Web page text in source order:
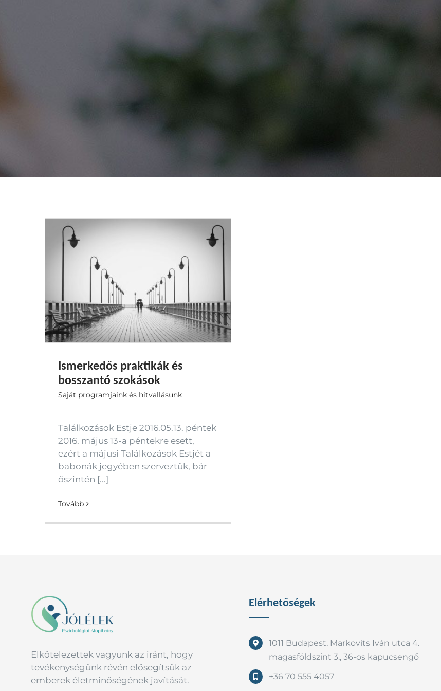
Ismerkedős praktikák és
bosszantó szokások
Saját programjaink és hitvallásunk
Találkozások Estje 2016.05.13. péntek
2016. május 13-a péntekre esett,
ezért a májusi Találkozások Estjét a
babonák jegyében szerveztük, bár
őszintén [...]
Tovább
Elkötelezettek vagyunk az iránt, hogy
tevékenységünk révén elősegítsük az
emberek életminőségének javítását.
Elérhetőségek
1011 Budapest, Markovits Iván utca 4.
magasföldszint 3., 36-os kapucsengő
+36 70 555 4057